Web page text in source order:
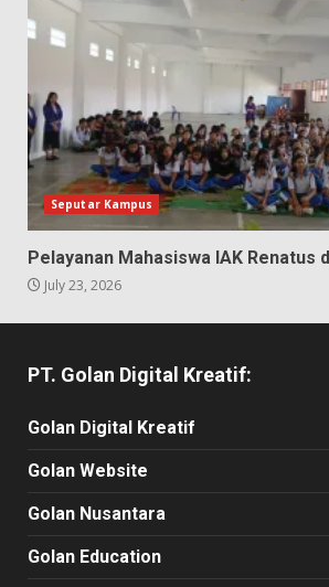
Seputar Kampus
Pelayanan Mahasiswa IAK Renatus
July 23, 2026
PT. Golan Digital Kreatif:
Golan Digital Kreatif
Golan Website
Golan Nusantara
Golan Education